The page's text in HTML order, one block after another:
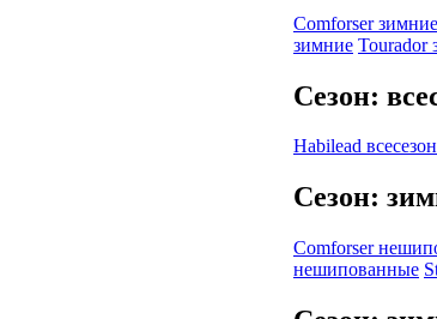
Comforser зимние
зимние Tourador
Сезон:
Habilead
Сезон:
Comforser
нешипованные